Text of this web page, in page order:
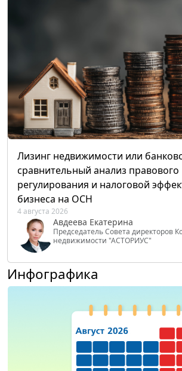
Лизинг недвижимости или
сравнительный анализ правового
регулирования и налоговой
бизнеса на ОСН
4 августа 2026
Авдеева Екатерина
Председатель Совета директоров
недвижимости "АСТОРИУС"
Инфографика